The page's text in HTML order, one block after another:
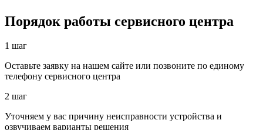
Порядок работы сервисного центра
1 шаг
Оставьте заявку на нашем сайте или позвоните по единому
телефону сервисного центра
2 шаг
Уточняем у вас причину неисправности устройства и
озвучиваем варианты решения